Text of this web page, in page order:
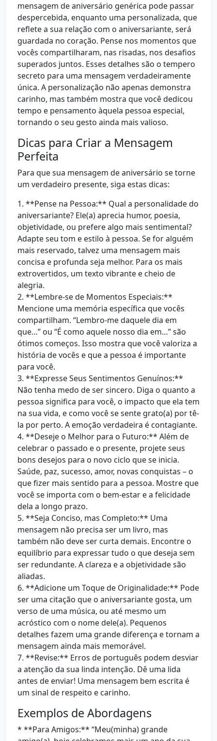
mensagem de aniversário genérica pode passar
despercebida, enquanto uma personalizada, que
reflete a sua relação com o aniversariante, será
guardada no coração. Pense nos momentos que
vocês compartilharam, nas risadas, nos desafios
superados juntos. Esses detalhes são o tempero
secreto para uma mensagem verdadeiramente
única. A personalização não apenas demonstra
carinho, mas também mostra que você dedicou
tempo e pensamento àquela pessoa especial,
tornando o seu gesto ainda mais valioso.
Dicas para Criar a Mensagem
Perfeita
Para que sua mensagem de aniversário se torne
um verdadeiro presente, siga estas dicas:
1. **Pense na Pessoa:** Qual a personalidade do
aniversariante? Ele(a) aprecia humor, poesia,
objetividade, ou prefere algo mais sentimental?
Adapte seu tom e estilo à pessoa. Se for alguém
mais reservado, talvez uma mensagem mais
concisa e profunda seja melhor. Para os mais
extrovertidos, um texto vibrante e cheio de
alegria.
2. **Lembre-se de Momentos Especiais:**
Mencione uma memória específica que vocês
compartilham. “Lembro-me daquele dia em
que…” ou “É como aquele nosso dia em…” são
ótimos começos. Isso mostra que você valoriza a
história de vocês e que a pessoa é importante
para você.
3. **Expresse Seus Sentimentos Genuínos:**
Não tenha medo de ser sincero. Diga o quanto a
pessoa significa para você, o impacto que ela tem
na sua vida, e como você se sente grato(a) por tê-
la por perto. A emoção verdadeira é contagiante.
4. **Deseje o Melhor para o Futuro:** Além de
celebrar o passado e o presente, projete seus
bons desejos para o novo ciclo que se inicia.
Saúde, paz, sucesso, amor, novas conquistas – o
que fizer mais sentido para a pessoa. Mostre que
você se importa com o bem-estar e a felicidade
dela a longo prazo.
5. **Seja Conciso, mas Completo:** Uma
mensagem não precisa ser um livro, mas
também não deve ser curta demais. Encontre o
equilíbrio para expressar tudo o que deseja sem
ser redundante. A clareza e a objetividade são
aliadas.
6. **Adicione um Toque de Originalidade:** Pode
ser uma citação que o aniversariante gosta, um
verso de uma música, ou até mesmo um
acróstico com o nome dele(a). Pequenos
detalhes fazem uma grande diferença e tornam a
mensagem ainda mais memorável.
7. **Revise:** Erros de português podem desviar
a atenção da sua linda intenção. Dê uma lida
antes de enviar! Uma mensagem bem escrita é
um sinal de respeito e carinho.
Exemplos de Abordagens
* **Para Amigos:** “Meu(minha) grande